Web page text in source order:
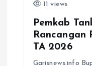
admin
Pemkab
Rancangan
TA 2026